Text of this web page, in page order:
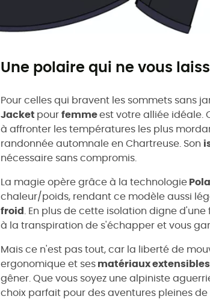
Une polaire qui ne vous
Pour celles qui bravent les sommets sans
Jacket pour femmeest votre alliée idéale.
à affronter les températures les plus
randonnée automnale en Chartreuse. Son
nécessaire sans compromis.
La magie opère grâce à la technologie
chaleur/poids, rendant ce modèle aussi
froid
. En plus de cette isolation digne
à la transpiration de s'échapper et vous
Mais ce n'est pas tout, car la liberté de
ergonomique et ses matériaux extensibles
gêner. Que vous soyez une alpiniste
choix parfait pour des aventures pleines